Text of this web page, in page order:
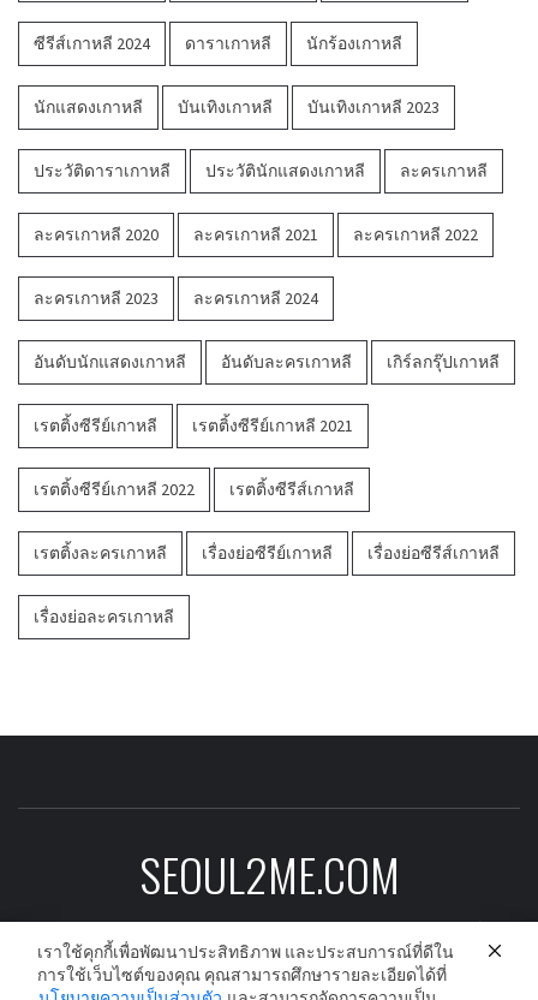
ซีรีส์เกาหลี 2024 ดาราเกาหลี นักร้องเกาหลี
นักแสดงเกาหลี บันเทิงเกาหลี บันเทิงเกาหลี 2023
ประวัติดาราเกาหลี ประวัตินักแสดงเกาหลี ละครเกาหลี
ละครเกาหลี 2020 ละครเกาหลี 2021 ละครเกาหลี 2022
ละครเกาหลี 2023 ละครเกาหลี 2024
อันดับนักแสดงเกาหลี อันดับละครเกาหลี เกิร์ลกรุ๊ปเกาหลี
เรตติ้งซีรีย์เกาหลี เรตติ้งซีรีย์เกาหลี 2021
เรตติ้งซีรีย์เกาหลี 2022 เรตติ้งซีรีส์เกาหลี
เรตติ้งละครเกาหลี เรื่องย่อซีรีย์เกาหลี เรื่องย่อซีรีส์เกาหลี
เรื่องย่อละครเกาหลี
SEOUL2ME.COM
ข่าวบันเทิงเกาหลีอัพเดต ดาราเกาหลี ซีรีย์
เกาหลี ละครเกาหลี และนักร้องเกาหลีก่อนใคร
เราใช้คุกกี้เพื่อพัฒนาประสิทธิภาพ และประสบการณ์ที่ดีใน
การใช้เว็บไซต์ของคุณ คุณสามารถศึกษารายละเอียดได้ที่